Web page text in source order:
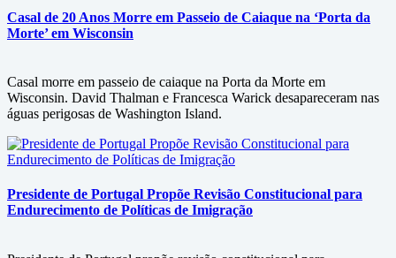
Casal de 20 Anos Morre em Passeio de Caiaque na ‘Porta da
Morte’ em Wisconsin
Casal morre em passeio de caiaque na Porta da Morte em
Wisconsin. David Thalman e Francesca Warick desapareceram nas
águas perigosas de Washington Island.
Presidente de Portugal Propõe Revisão Constitucional para
Endurecimento de Políticas de Imigração